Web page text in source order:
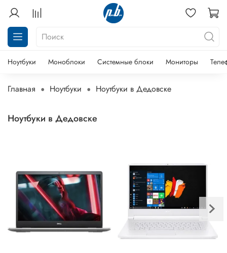
Ноутбуки Моноблоки Системные блоки Мониторы
Главная Ноутбуки Ноутбуки в Дедовске
Ноутбуки в Дедовске